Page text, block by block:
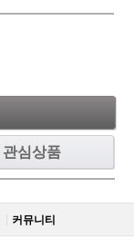
관심상품
커뮤니티